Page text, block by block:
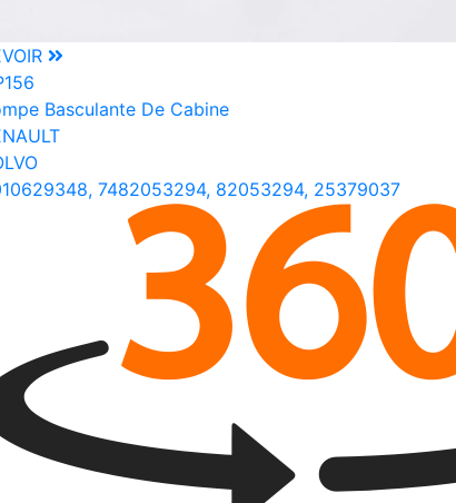
Basculante De Cabine
7482053294, 82053294, 25379037